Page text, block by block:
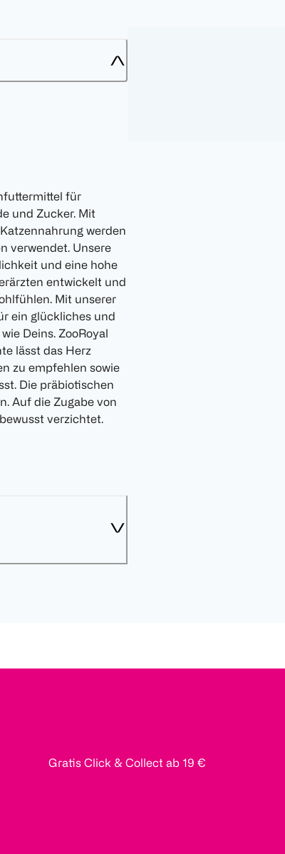
für
und Zucker. Mit
werden
verwendet. Unsere
und eine hohe
entwickelt und
Mit unserer
ein glückliches und
Deins. ZooRoyal
lässt das Herz
zu empfehlen sowie
Die präbiotischen
Auf die Zugabe von
verzichtet.
Gratis Click & Collect ab 19 €